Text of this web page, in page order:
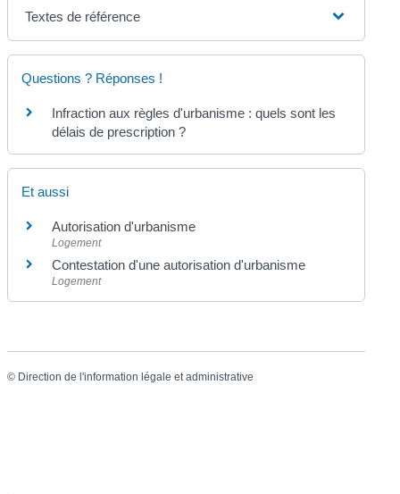
Textes de référence
Questions ? Réponses !
Infraction aux règles d'urbanisme : quels sont les
délais de prescription ?
Et aussi
Autorisation d'urbanisme
Logement
Contestation d'une autorisation d'urbanisme
Logement
© Direction de l'information légale et administrative